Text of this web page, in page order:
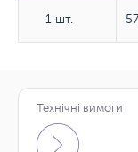
1 шт.
1 шт.
Технічні вимоги